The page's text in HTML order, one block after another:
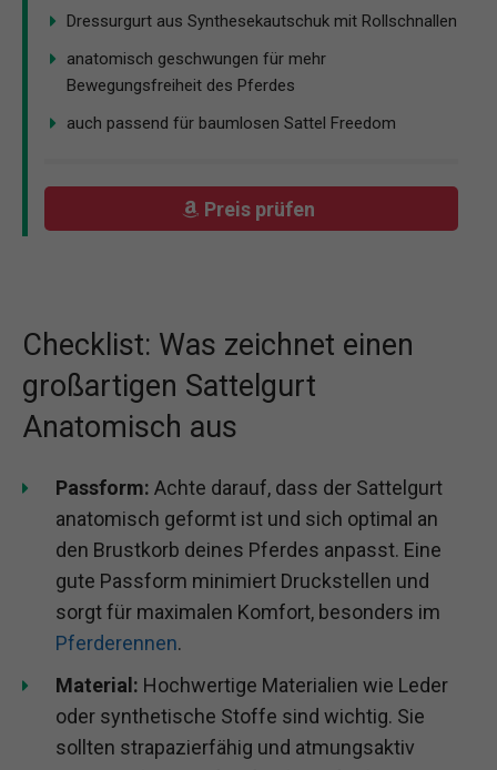
Dressurgurt aus Synthesekautschuk mit Rollschnallen
anatomisch geschwungen für mehr
Bewegungsfreiheit des Pferdes
auch passend für baumlosen Sattel Freedom
Preis prüfen
Checklist: Was zeichnet einen
großartigen Sattelgurt
Anatomisch aus
Passform: Achte darauf, dass der Sattelgurt
anatomisch geformt ist und sich optimal an
den Brustkorb deines Pferdes anpasst. Eine
gute Passform minimiert Druckstellen und
sorgt für maximalen Komfort, besonders im
Pferderennen.
Material: Hochwertige Materialien wie Leder
oder synthetische Stoffe sind wichtig. Sie
sollten strapazierfähig und atmungsaktiv